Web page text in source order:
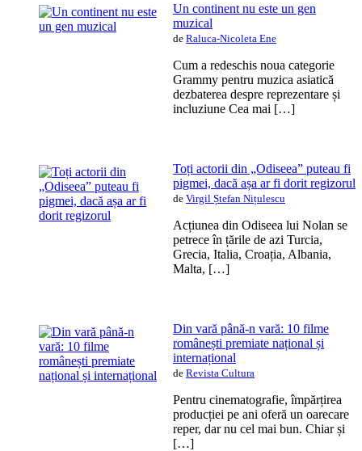
Un continent nu este un gen
muzical
de Raluca-Nicoleta Ene
Cum a redeschis noua categorie
Grammy pentru muzica asiatică
dezbaterea despre reprezentare și
incluziune Cea mai […]
Toți actorii din „Odiseea” puteau fi
pigmei, dacă așa ar fi dorit regizorul
de Virgil Ștefan Nițulescu
Acțiunea din Odiseea lui Nolan se
petrece în țările de azi Turcia,
Grecia, Italia, Croația, Albania,
Malta, […]
Din vară până-n vară: 10 filme
românești premiate național și
internațional
de Revista Cultura
Pentru cinematografie, împărțirea
producției pe ani oferă un oarecare
reper, dar nu cel mai bun. Chiar și
[…]